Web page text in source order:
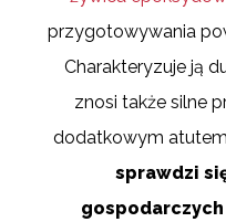
przygotowywania
Charakteryzuje ją
znosi także silne
dodatkowym
sprawdzi